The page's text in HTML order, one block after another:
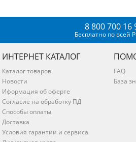
8 800 700 16
Бесплатно по всей
ИНТЕРНЕТ КАТАЛОГ
Каталог товаров
Новости
Иформация об оферте
Согласие на обработку ПД
Способы оплаты
Доставка
Условия гарантии и сервиса
FAQ
База